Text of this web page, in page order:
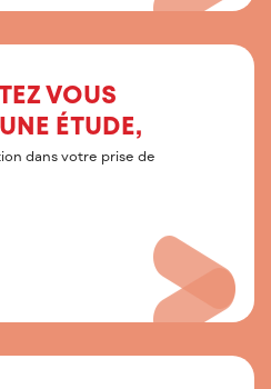
VOUS
ÉTUDE,
dans votre prise de